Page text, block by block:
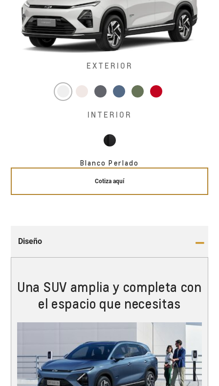
EXTERIOR
INTERIOR
Blanco Perlado
Cotiza aquí
Diseño
Una SUV amplia y completa con
el espacio que necesitas